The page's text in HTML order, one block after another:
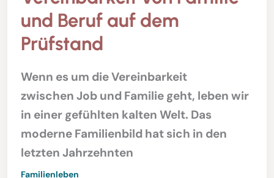
und Beruf auf dem
Prüfstand
Wenn es um die Vereinbarkeit
zwischen Job und Familie geht, leben wir
in einer gefühlten kalten Welt. Das
moderne Familienbild hat sich in den
letzten Jahrzehnten
Familienleben